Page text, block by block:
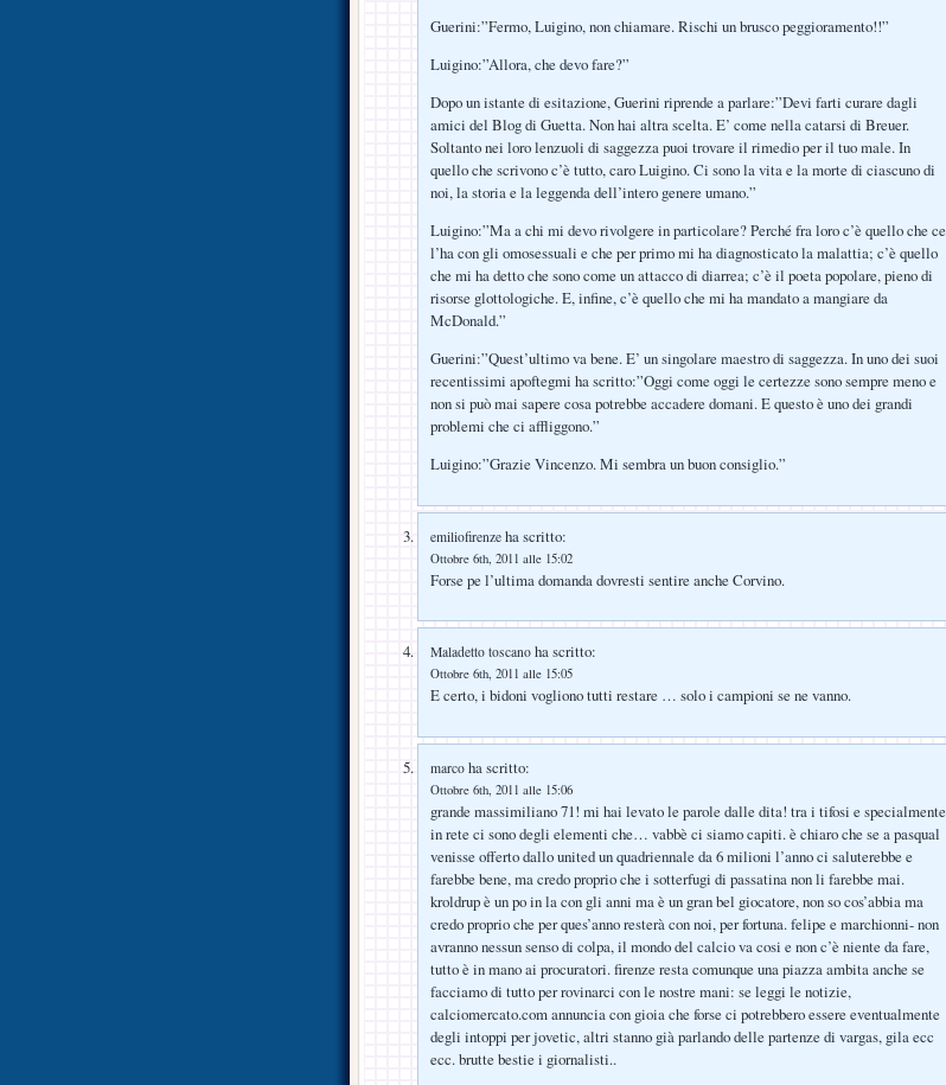
Guerini:”Fermo, Luigino, non chiamare. Rischi un brusco peggioramento!!”
Luigino:”Allora, che devo fare?”
Dopo un istante di esitazione, Guerini riprende a parlare:”Devi farti curare dagli
amici del Blog di Guetta. Non hai altra scelta. E’ come nella catarsi di Breuer.
Soltanto nei loro lenzuoli di saggezza puoi trovare il rimedio per il tuo male. In
quello che scrivono c’è tutto, caro Luigino. Ci sono la vita e la morte di ciascuno di
noi, la storia e la leggenda dell’intero genere umano.”
Luigino:”Ma a chi mi devo rivolgere in particolare? Perché fra loro c’è quello che ce
l’ha con gli omosessuali e che per primo mi ha diagnosticato la malattia; c’è quello
che mi ha detto che sono come un attacco di diarrea; c’è il poeta popolare, pieno di
risorse glottologiche. E, infine, c’è quello che mi ha mandato a mangiare da
McDonald.”
Guerini:”Quest’ultimo va bene. E’ un singolare maestro di saggezza. In uno dei suoi
recentissimi apoftegmi ha scritto:”Oggi come oggi le certezze sono sempre meno e
non si può mai sapere cosa potrebbe accadere domani. E questo è uno dei grandi
problemi che ci affliggono.”
Luigino:”Grazie Vincenzo. Mi sembra un buon consiglio.”
emiliofirenze ha scritto:
Ottobre 6th, 2011 alle 15:02
Forse pe l’ultima domanda dovresti sentire anche Corvino.
Maladetto toscano ha scritto:
Ottobre 6th, 2011 alle 15:05
E certo, i bidoni vogliono tutti restare … solo i campioni se ne vanno.
marco ha scritto:
Ottobre 6th, 2011 alle 15:06
grande massimiliano 71! mi hai levato le parole dalle dita! tra i tifosi e specialmente
in rete ci sono degli elementi che… vabbè ci siamo capiti. è chiaro che se a pasqual
venisse offerto dallo united un quadriennale da 6 milioni l’anno ci saluterebbe e
farebbe bene, ma credo proprio che i sotterfugi di passatina non li farebbe mai.
kroldrup è un po in la con gli anni ma è un gran bel giocatore, non so cos’abbia ma
credo proprio che per ques’anno resterà con noi, per fortuna. felipe e marchionni- non
avranno nessun senso di colpa, il mondo del calcio va cosi e non c’è niente da fare,
tutto è in mano ai procuratori. firenze resta comunque una piazza ambita anche se
facciamo di tutto per rovinarci con le nostre mani: se leggi le notizie,
calciomercato.com annuncia con gioia che forse ci potrebbero essere eventualmente
degli intoppi per jovetic, altri stanno già parlando delle partenze di vargas, gila ecc
ecc. brutte bestie i giornalisti..